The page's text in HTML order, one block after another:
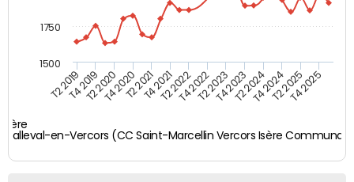
Isère
Malleval-en-Vercors (CC Saint-Marcellin Vercors Isère
T2 2019T4 2019T2 2020T4 2020T2 2021T4 2021T2 2022T4 2022T2 2023T4 2023T2 2024T4 2024T2 2025T4 2025
1500
1750